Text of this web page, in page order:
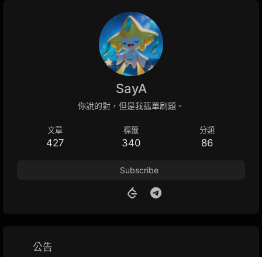
SayA
你說的對，但是我孤單刷題。
文章
427
標籤
340
分類
86
Subscribe
公告